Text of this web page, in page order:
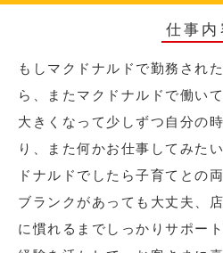
仕事内
もしマクドナルドで勤務され
ら、またマクドナルドで働い
大きくなって少しずつ自分の
り、また何かお仕事してみた
ドナルドでしたら子育てとの
ブランクがあっても大丈夫、
に慣れるまでしっかりサポー